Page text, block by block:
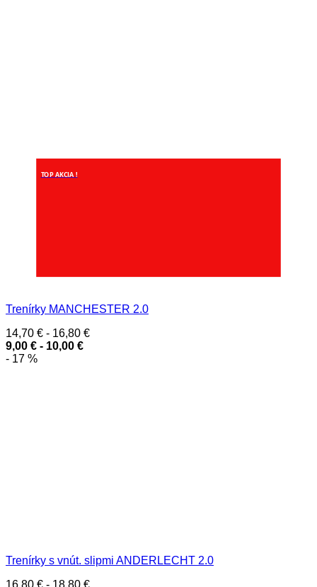
TOP AKCIA !
Trenírky MANCHESTER 2.0
14,70 € - 16,80 €
9,00 € - 10,00 €
- 17 %
Trenírky s vnút. slipmi ANDERLECHT 2.0